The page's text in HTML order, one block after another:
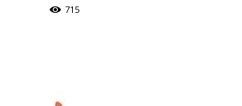
715